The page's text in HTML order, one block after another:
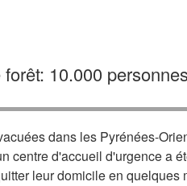
10.000
dans les Pyrénées-
centre d'accueil d'urgence a
leur domicile en quelques